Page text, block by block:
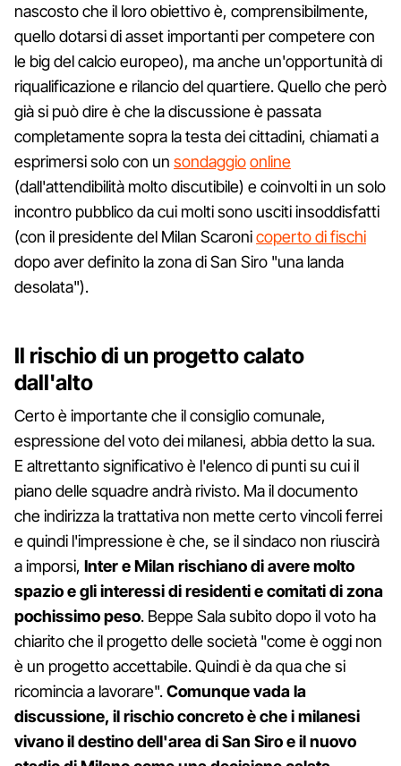
nascosto che il loro obiettivo è, comprensibilmente,
quello dotarsi di asset importanti per competere con
le big del calcio europeo), ma anche un'opportunità di
riqualificazione e rilancio del quartiere. Quello che però
già si può dire è che la discussione è passata
completamente sopra la testa dei cittadini, chiamati a
esprimersi solo con un sondaggioonline
(dall'attendibilità molto discutibile) e coinvolti in un solo
incontro pubblico da cui molti sono usciti insoddisfatti
(con il presidente del Milan Scaronicoperto di fischi
dopo aver definito la zona di San Siro "una landa
desolata").
Il rischio di un progetto calato
dall'alto
Certo è importante che il consiglio comunale,
espressione del voto dei milanesi, abbia detto la sua.
E altrettanto significativo è l'elenco di punti su cui il
piano delle squadre andrà rivisto. Ma il documento
che indirizza la trattativa non mette certo vincoli ferrei
e quindi l'impressione è che, se il sindaco non riuscirà
a imporsi, Inter e Milan rischiano di avere molto
spazio e gli interessi di residenti e comitati di zona
pochissimo peso. Beppe Sala subito dopo il voto ha
chiarito che il progetto delle società "come è oggi non
è un progetto accettabile. Quindi è da qua che si
ricomincia a lavorare".Comunque vada la
discussione, il rischio concreto è che i milanesi
vivano il destino dell'area di San Siro e il nuovo